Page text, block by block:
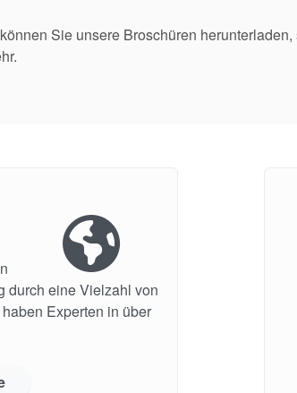
können Sie unsere Broschüren
durch eine Vielzahl von
Experten in über